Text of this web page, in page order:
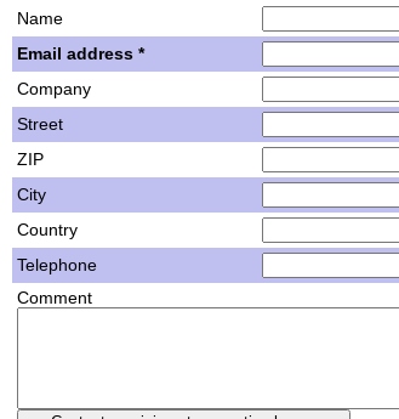
Name
Email address *
Company
Street
ZIP
City
Country
Telephone
Comment